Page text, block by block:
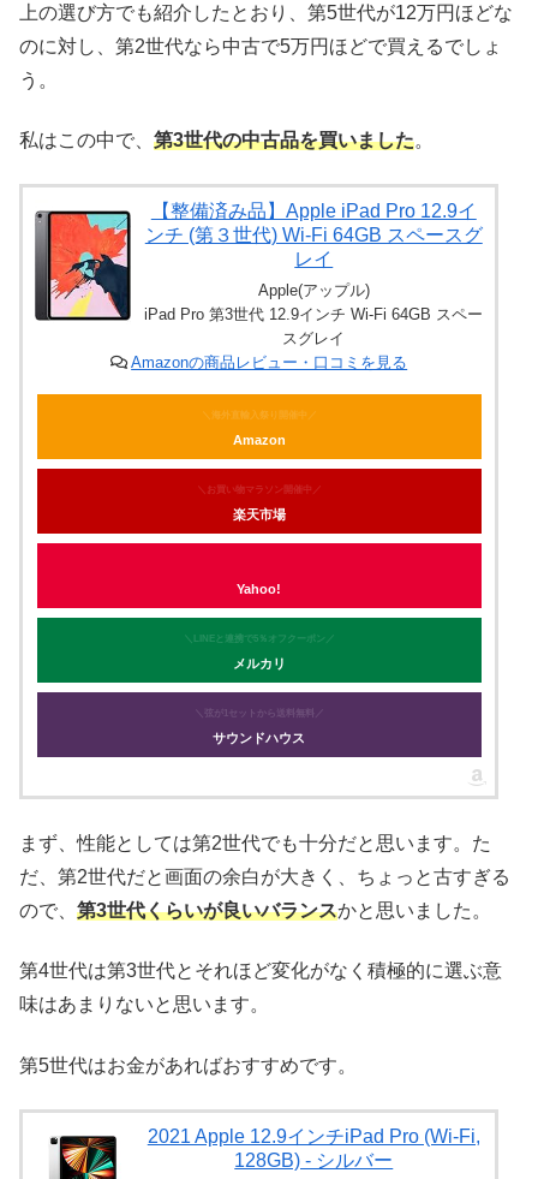
上の選び方でも紹介したとおり、第5世代が12万円ほどな
のに対し、第2世代なら中古で5万円ほどで買えるでしょ
う。
私はこの中で、 第3世代の中古品を買いました。
【整備済み品】Apple iPad Pro 12.9イ
ンチ (第３世代) Wi-Fi 64GB スペースグ
レイ
Apple(アップル)
iPad Pro 第3世代 12.9インチ Wi-Fi 64GB スペー
スグレイ
Amazonの商品レビュー・口コミを見る
＼海外直輸入祭り開催中／
Amazon
＼お買い物マラソン開催中／
楽天市場
Yahoo!
＼LINEと連携で5％オフクーポン／
メルカリ
＼弦が1セットから送料無料／
サウンドハウス
まず、性能としては第2世代でも十分だと思います。た
だ、第2世代だと画面の余白が大きく、ちょっと古すぎる
ので、 第3世代くらいが良いバランスかと思いました。
第4世代は第3世代とそれほど変化がなく積極的に選ぶ意
味はあまりないと思います。
第5世代はお金があればおすすめです。
2021 Apple 12.9インチiPad Pro (Wi-Fi,
128GB) - シルバー